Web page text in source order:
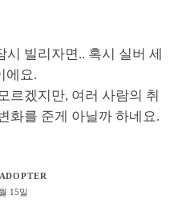
빌리자면.. 혹시 실버 세
에요.
르겠지만, 여러 사람의 취
화를 준게 아닐까 하네요.
15일